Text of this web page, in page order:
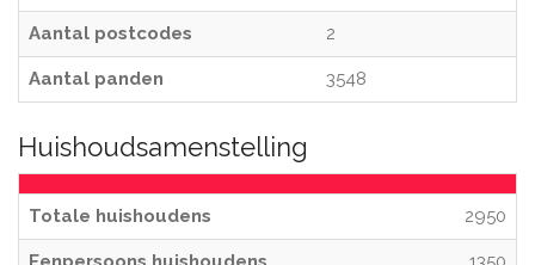
Aantal postcodes 2
Aantal panden 3548
Huishoudsamenstelling
Totale huishoudens 2950